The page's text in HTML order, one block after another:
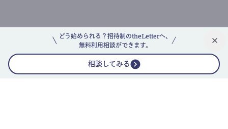
どう始められる？招待制のtheLetterへ、
無料利用相談ができます。
相談してみる